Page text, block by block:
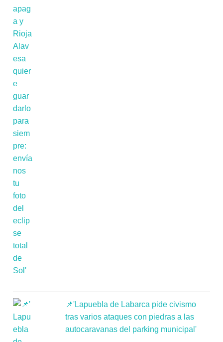
📌'Lapuebla de Labarca pide civismo
tras varios ataques con piedras a las
autocaravanas del parking municipal'